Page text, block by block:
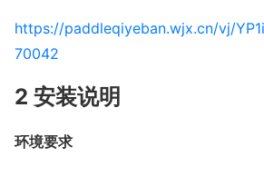
https://paddleqiyeban.wjx.cn/vj/
70042
2 安装说明
环境要求